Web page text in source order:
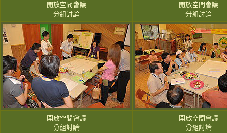
開放空間會議
分組討論
開放空間會議
分組討論
開放空間會議
分組討論
開放空間會議
分組討論